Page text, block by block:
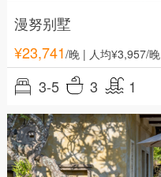
漫努别墅
¥23,741/晚| 人均¥3,957/晚
3-5 3 1